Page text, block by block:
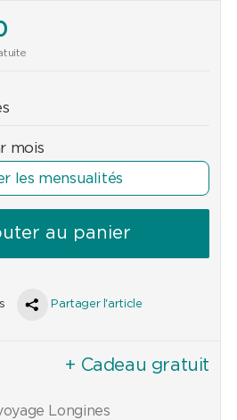
mois
les mensualités
au panier
Partager l'article
+ Cadeau gratuit
Longines